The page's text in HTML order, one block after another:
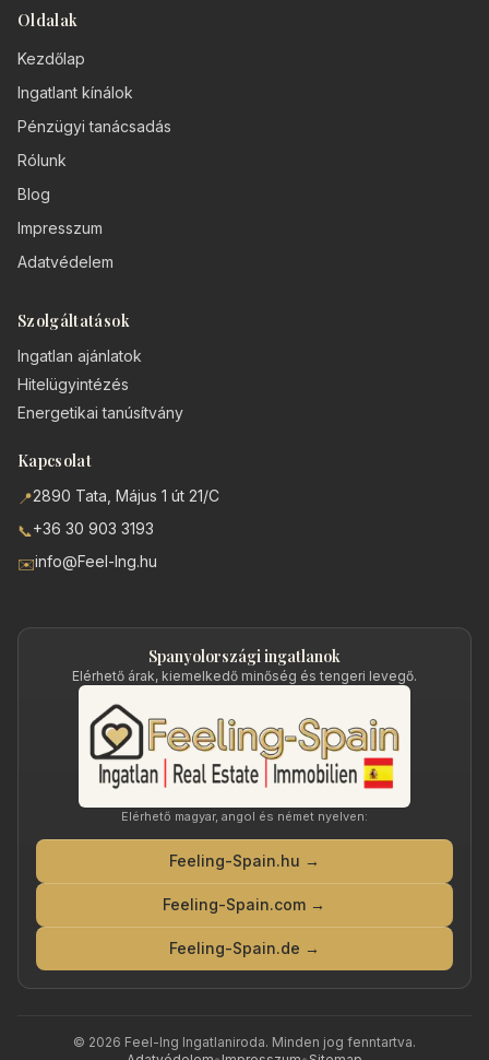
Oldalak
Kezdőlap
Ingatlant kínálok
Pénzügyi tanácsadás
Rólunk
Blog
Impresszum
Adatvédelem
Szolgáltatások
Ingatlan ajánlatok
Hitelügyintézés
Energetikai tanúsítvány
Kapcsolat
📍2890 Tata, Május 1 út 21/C
📞+36 30 903 3193
✉️info@Feel-Ing.hu
Spanyolországi ingatlanok
Elérhető árak, kiemelkedő minőség és tengeri levegő.
Elérhető magyar, angol és német nyelven:
Feeling-Spain.hu →
Feeling-Spain.com →
Feeling-Spain.de →
© 2026 Feel-Ing Ingatlaniroda. Minden jog fenntartva.